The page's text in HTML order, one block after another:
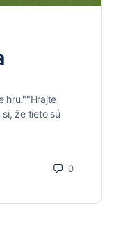
hru.""Hrajte
že tieto sú
0